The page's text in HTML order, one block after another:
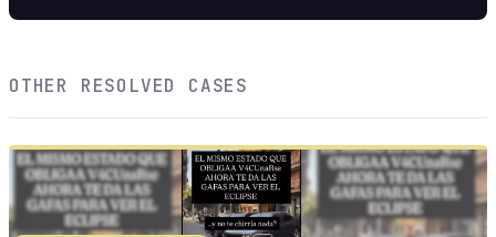
OTHER RESOLVED CASES